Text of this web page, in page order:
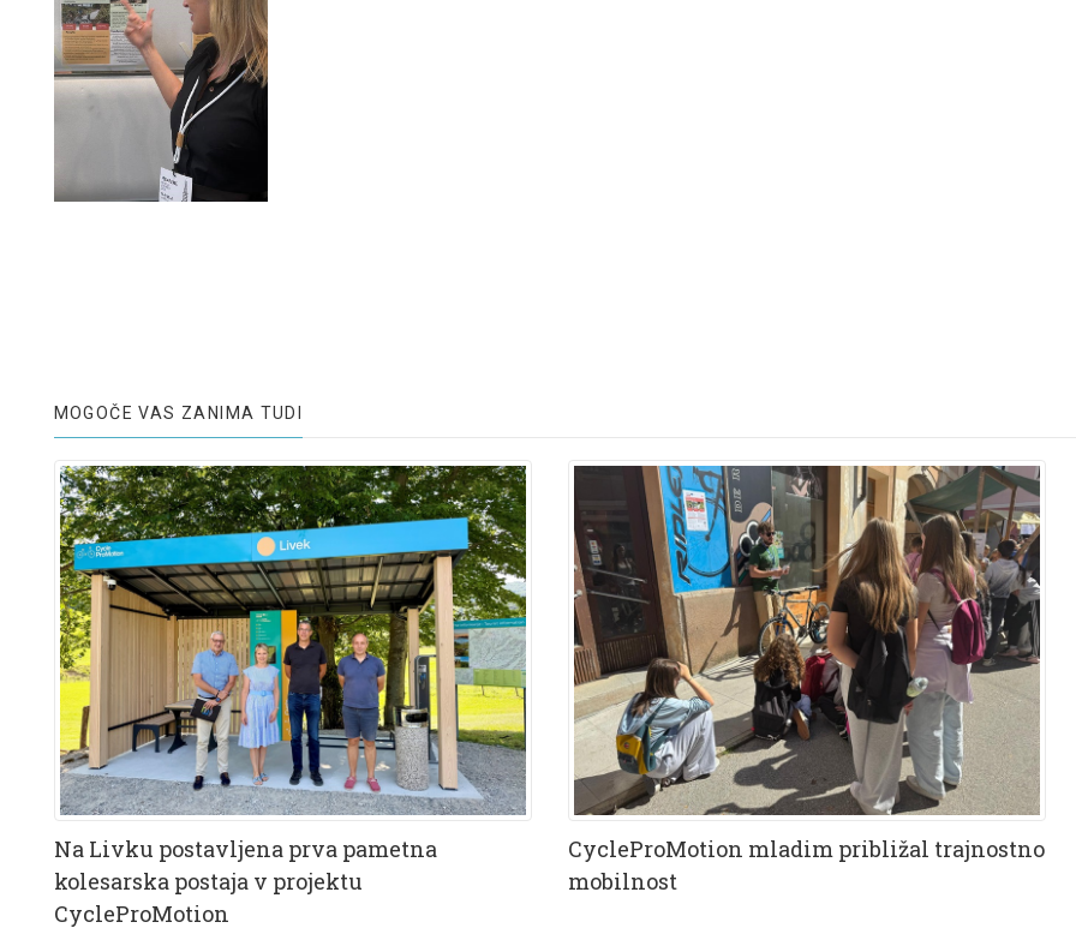
MOGOČE VAS ZANIMA TUDI
Na Livku postavljena prva pametna
kolesarska postaja v projektu
CycleProMotion
CycleProMotion mladim približal trajnostno
mobilnost